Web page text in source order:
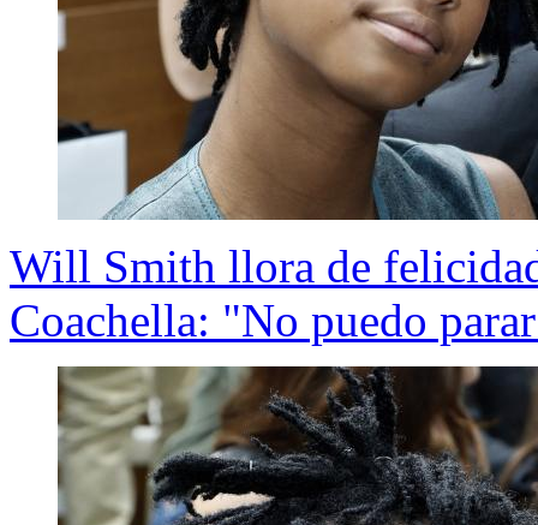
Will Smith llora de
Coachella: "No puedo